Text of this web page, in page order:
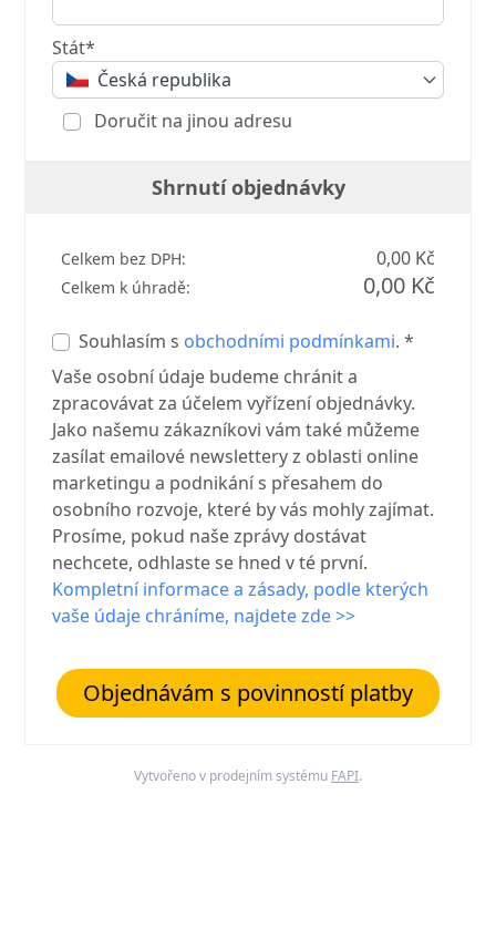
Stát*
Česká republika
Doručit na jinou adresu
Shrnutí objednávky
Celkem bez DPH: 0,00 Kč
Celkem k úhradě: 0,00 Kč
Souhlasím s obchodními podmínkami. *
Vaše osobní údaje budeme chránit a
zpracovávat za účelem vyřízení objednávky.
Jako našemu zákazníkovi vám také můžeme
zasílat emailové newslettery z oblasti online
marketingu a podnikání s přesahem do
osobního rozvoje, které by vás mohly zajímat.
Prosíme, pokud naše zprávy dostávat
nechcete, odhlaste se hned v té první.
Kompletní informace a zásady, podle kterých
vaše údaje chráníme, najdete zde >>
Objednávám s povinností platby
Vytvořeno v prodejním systému FAPI.